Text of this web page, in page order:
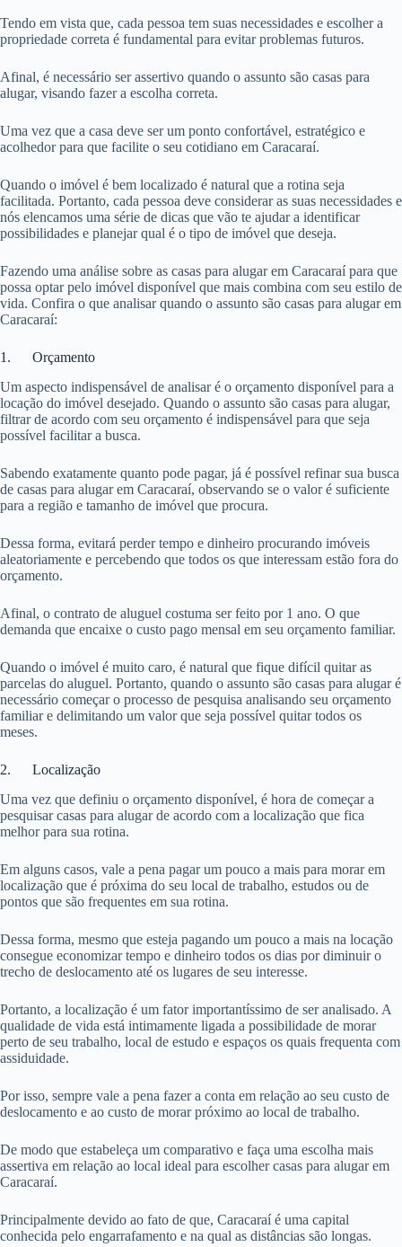
Tendo em vista que, cada pessoa tem suas necessidades e escolher a
propriedade correta é fundamental para evitar problemas futuros.
Afinal, é necessário ser assertivo quando o assunto são casas para
alugar, visando fazer a escolha correta.
Uma vez que a casa deve ser um ponto confortável, estratégico e
acolhedor para que facilite o seu cotidiano em Caracaraí.
Quando o imóvel é bem localizado é natural que a rotina seja
facilitada. Portanto, cada pessoa deve considerar as suas necessidades e
nós elencamos uma série de dicas que vão te ajudar a identificar
possibilidades e planejar qual é o tipo de imóvel que deseja.
Fazendo uma análise sobre as casas para alugar em Caracaraí para que
possa optar pelo imóvel disponível que mais combina com seu estilo de
vida. Confira o que analisar quando o assunto são casas para alugar em
Caracaraí:
1. Orçamento
Um aspecto indispensável de analisar é o orçamento disponível para a
locação do imóvel desejado. Quando o assunto são casas para alugar,
filtrar de acordo com seu orçamento é indispensável para que seja
possível facilitar a busca.
Sabendo exatamente quanto pode pagar, já é possível refinar sua busca
de casas para alugar em Caracaraí, observando se o valor é suficiente
para a região e tamanho de imóvel que procura.
Dessa forma, evitará perder tempo e dinheiro procurando imóveis
aleatoriamente e percebendo que todos os que interessam estão fora do
orçamento.
Afinal, o contrato de aluguel costuma ser feito por 1 ano. O que
demanda que encaixe o custo pago mensal em seu orçamento familiar.
Quando o imóvel é muito caro, é natural que fique difícil quitar as
parcelas do aluguel. Portanto, quando o assunto são casas para alugar é
necessário começar o processo de pesquisa analisando seu orçamento
familiar e delimitando um valor que seja possível quitar todos os
meses.
2. Localização
Uma vez que definiu o orçamento disponível, é hora de começar a
pesquisar casas para alugar de acordo com a localização que fica
melhor para sua rotina.
Em alguns casos, vale a pena pagar um pouco a mais para morar em
localização que é próxima do seu local de trabalho, estudos ou de
pontos que são frequentes em sua rotina.
Dessa forma, mesmo que esteja pagando um pouco a mais na locação
consegue economizar tempo e dinheiro todos os dias por diminuir o
trecho de deslocamento até os lugares de seu interesse.
Portanto, a localização é um fator importantíssimo de ser analisado. A
qualidade de vida está intimamente ligada a possibilidade de morar
perto de seu trabalho, local de estudo e espaços os quais frequenta com
assiduidade.
Por isso, sempre vale a pena fazer a conta em relação ao seu custo de
deslocamento e ao custo de morar próximo ao local de trabalho.
De modo que estabeleça um comparativo e faça uma escolha mais
assertiva em relação ao local ideal para escolher casas para alugar em
Caracaraí.
Principalmente devido ao fato de que, Caracaraí é uma capital
conhecida pelo engarrafamento e na qual as distâncias são longas.